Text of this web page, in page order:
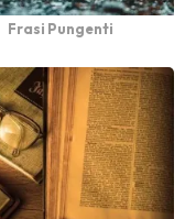
Frasi Pungenti